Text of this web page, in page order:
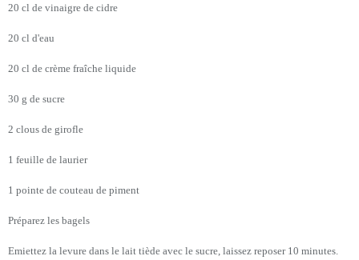
20 cl de vinaigre de cidre
20 cl d'eau
20 cl de crème fraîche liquide
30 g de sucre
2 clous de girofle
1 feuille de laurier
1 pointe de couteau de piment
Préparez les bagels
Emiettez la levure dans le lait tiède avec le sucre, laissez reposer 10 minutes.